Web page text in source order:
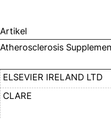
Artikel
Atherosclerosis
ELSEVIER IRELAND LTD
CLARE